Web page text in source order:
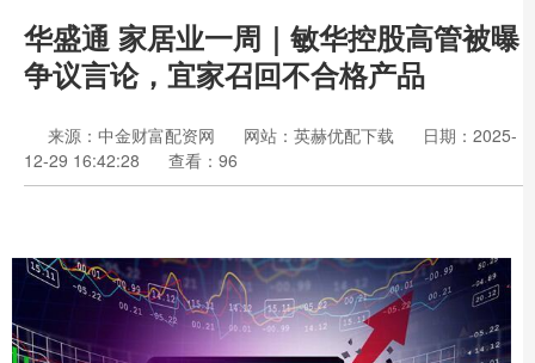
华盛通 家居业一周｜敏华控股高管被曝
争议言论，宜家召回不合格产品
来源：中金财富配资网 网站：英赫优配下载
日期：2025-
12-29 16:42:28
查看：96